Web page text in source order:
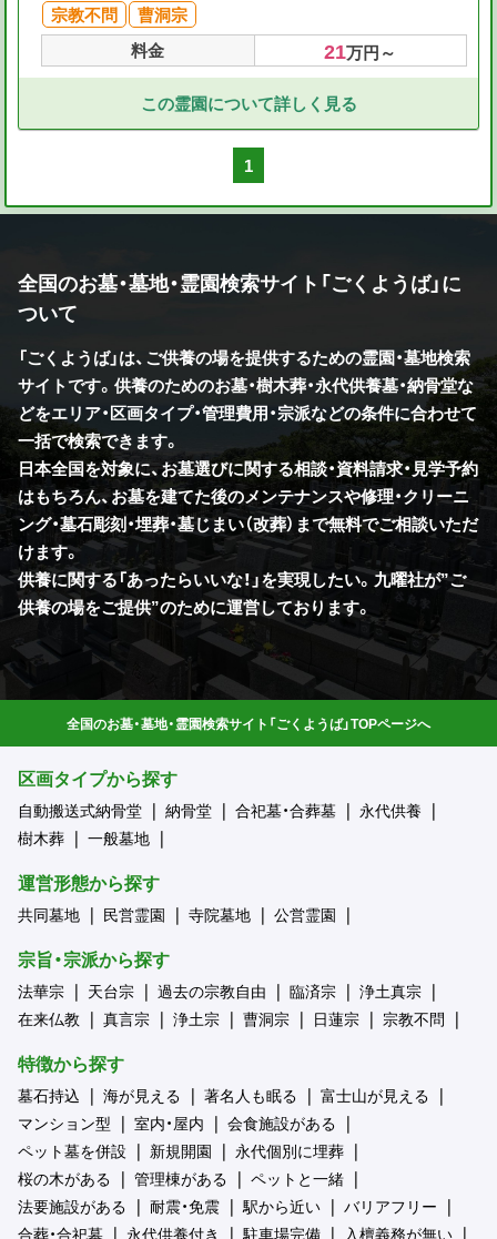
宗教不問
曹洞宗
料金
21万円～
この霊園について詳しく見る
1
全国のお墓・墓地・霊園検索サイト「ごくようば」に
ついて
「ごくようば」は、ご供養の場を提供するための霊園・墓地検索
サイトです。供養のためのお墓・樹木葬・永代供養墓・納骨堂な
どをエリア・区画タイプ・管理費用・宗派などの条件に合わせて
一括で検索できます。
日本全国を対象に、お墓選びに関する相談・資料請求・見学予約
はもちろん、お墓を建てた後のメンテナンスや修理・クリーニ
ング・墓石彫刻・埋葬・墓じまい（改葬）まで無料でご相談いただ
けます。
供養に関する「あったらいいな！」を実現したい。九曜社が”ご
供養の場をご提供”のために運営しております。
全国のお墓・墓地・霊園検索サイト「ごくようば」TOPページへ
区画タイプから探す
自動搬送式納骨堂 納骨堂 合祀墓・合葬墓
永代供養
樹木葬
一般墓地
運営形態から探す
共同墓地 民営霊園 寺院墓地 公営霊園
宗旨・宗派から探す
法華宗 天台宗 過去の宗教自由 臨済宗
浄土真宗
在来仏教
真言宗 浄土宗 曹洞宗 日蓮宗 宗教不問
特徴から探す
墓石持込 海が見える 著名人も眠る
富士山が見える
マンション型
室内・屋内
会食施設がある
ペット墓を併設
新規開園
永代個別に埋葬
桜の木がある
管理棟がある
ペットと一緒
法要施設がある
耐震・免震 駅から近い
バリアフリー
合葬・合祀墓
永代供養付き 駐車場完備 入檀義務が無い